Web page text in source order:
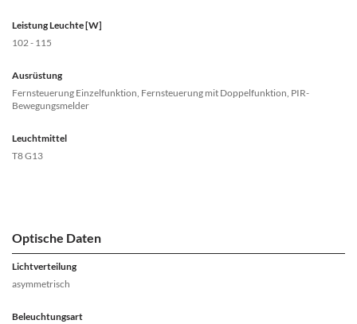
Leistung Leuchte [W]
102 - 115
Ausrüstung
Fernsteuerung Einzelfunktion, Fernsteuerung mit Doppelfunktion, PIR-
Bewegungsmelder
Leuchtmittel
T8 G13
Optische Daten
Lichtverteilung
asymmetrisch
Beleuchtungsart